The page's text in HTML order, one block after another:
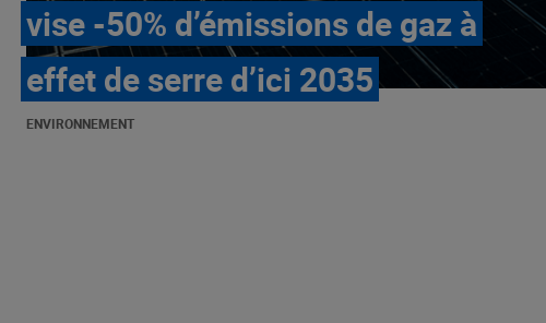
vise -50% d’émissions de gaz à
effet de serre d’ici 2035
ENVIRONNEMENT